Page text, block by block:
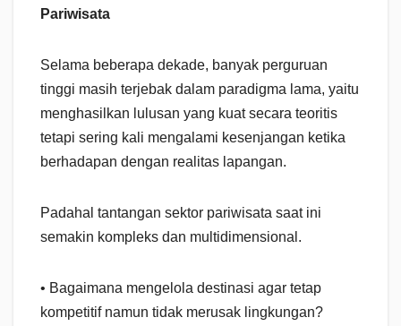
Pariwisata
Selama beberapa dekade, banyak perguruan
tinggi masih terjebak dalam paradigma lama, yaitu
menghasilkan lulusan yang kuat secara teoritis
tetapi sering kali mengalami kesenjangan ketika
berhadapan dengan realitas lapangan.
Padahal tantangan sektor pariwisata saat ini
semakin kompleks dan multidimensional.
• Bagaimana mengelola destinasi agar tetap
kompetitif namun tidak merusak lingkungan?